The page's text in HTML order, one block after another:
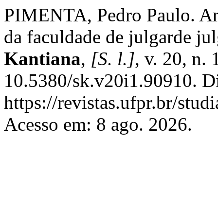
PIMENTA, Pedro Paulo.
da faculdade de julgarde
Kantiana, [S. l.], v. 20, n.
10.5380/sk.v20i1.90910.
https://revistas.ufpr.br/
Acesso em: 8 ago. 2026.